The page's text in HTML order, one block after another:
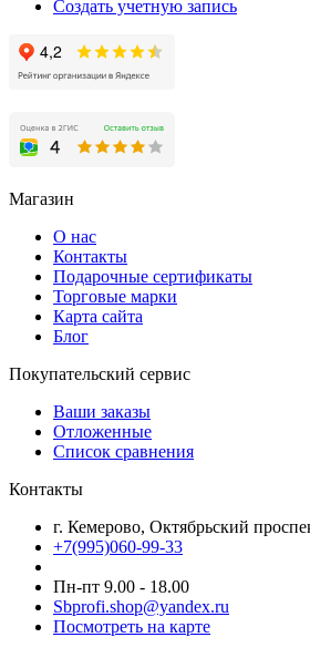
Создать учетную запись
Магазин
О нас
Контакты
Подарочные сертификаты
Торговые марки
Карта сайта
Блог
Покупательский сервис
Ваши заказы
Отложенные
Список сравнения
Контакты
г. Кемерово, Октябрьский
+7(995)060-99-33
Пн-пт 9.00 - 18.00
Sbprofi.shop@yandex.ru
Посмотреть на карте